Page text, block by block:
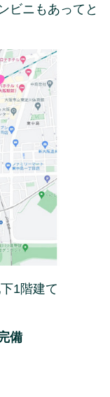
ビニもあってと
1階建て
備